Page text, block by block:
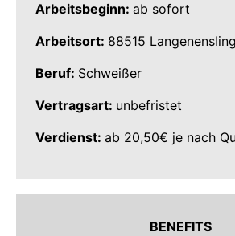
Arbeitsbeginn: ab sofort
Arbeitsort: 88515
Beruf: Schweißer
Vertragsart: unbefristet
Verdienst: ab 20,50€ je nach
BENEFITS